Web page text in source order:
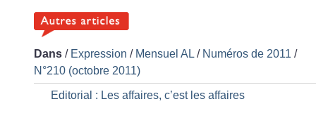
Dans / Expression / Mensuel AL / Numéros de 2011 /
N°210 (octobre 2011)
Editorial : Les affaires, c’est les affaires